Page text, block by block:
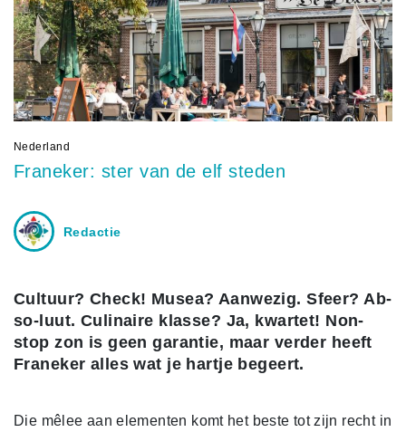
Nederland
Franeker: ster van de elf steden
Redactie
Cultuur? Check! Musea? Aanwezig. Sfeer? Ab-
so-luut. Culinaire klasse? Ja, kwartet! Non-
stop zon is geen garantie, maar verder heeft
Franeker alles wat je hartje begeert.
Die mêlee aan elementen komt het beste tot zijn recht in